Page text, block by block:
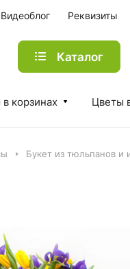
Видеоблог Реквизиты
Каталог
корзинах Цветы
Букет из тюльпанов и